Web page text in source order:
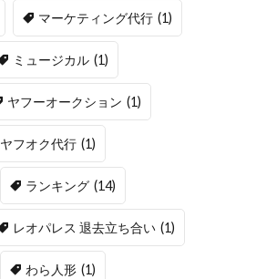
マーケティング代行 (1)
ミュージカル (1)
ヤフーオークション (1)
ヤフオク代行 (1)
ランキング (14)
レオパレス 退去立ち合い (1)
わら人形 (1)